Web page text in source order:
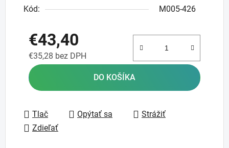
Kód:
M005-426
€43,40
€35,28 bez DPH
Jednotková cena:
DO KOŠÍKA
Tlač Opýtať sa
Strážiť
Zdieľať